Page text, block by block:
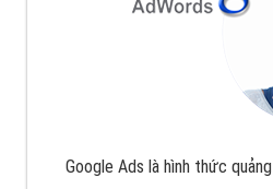
Google Ads là hình thức